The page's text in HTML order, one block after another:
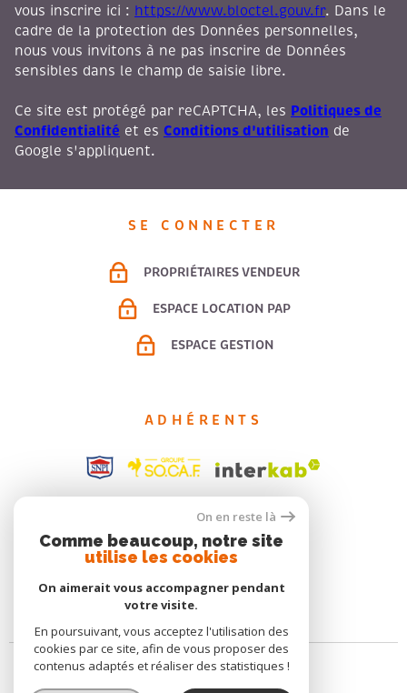
vous inscrire ici : https://www.bloctel.gouv.fr. Dans le
cadre de la protection des Données personnelles,
nous vous invitons à ne pas inscrire de Données
sensibles dans le champ de saisie libre.
Ce site est protégé par reCAPTCHA, les Politiques de
Confidentialité et es Conditions d'utilisation de
Google s'appliquent.
SE CONNECTER
PROPRIÉTAIRES VENDEUR
ESPACE LOCATION PAP
ESPACE GESTION
ADHÉRENTS
On en reste là
Comme beaucoup, notre site
utilise les cookies
On aimerait vous accompagner pendant
votre visite.
En poursuivant, vous acceptez l'utilisation des
cookies par ce site, afin de vous proposer des
contenus adaptés et réaliser des statistiques !